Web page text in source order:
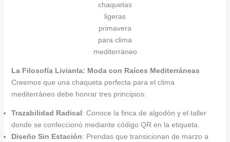
chaquetas
ligeras
primavera
para clima
mediterráneo
La Filosofía Livianla: Moda con Raíces Mediterráneas
Creemos que una chaqueta perfecta para el clima
mediterráneo debe honrar tres principios:
Trazabilidad Radical: Conoce la finca de algodón y el taller
donde se confeccionó mediante código QR en la etiqueta.
Diseño Sin Estación: Prendas que transicionan de marzo a